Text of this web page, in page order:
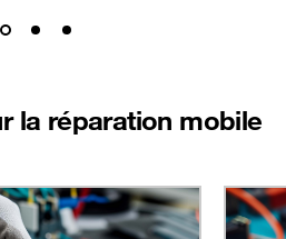
la réparation mobile